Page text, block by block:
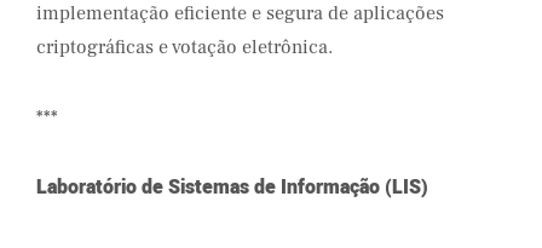
implementação eficiente e segura de aplicações
criptográficas e votação eletrônica.
***
Laboratório de Sistemas de Informação (LIS)